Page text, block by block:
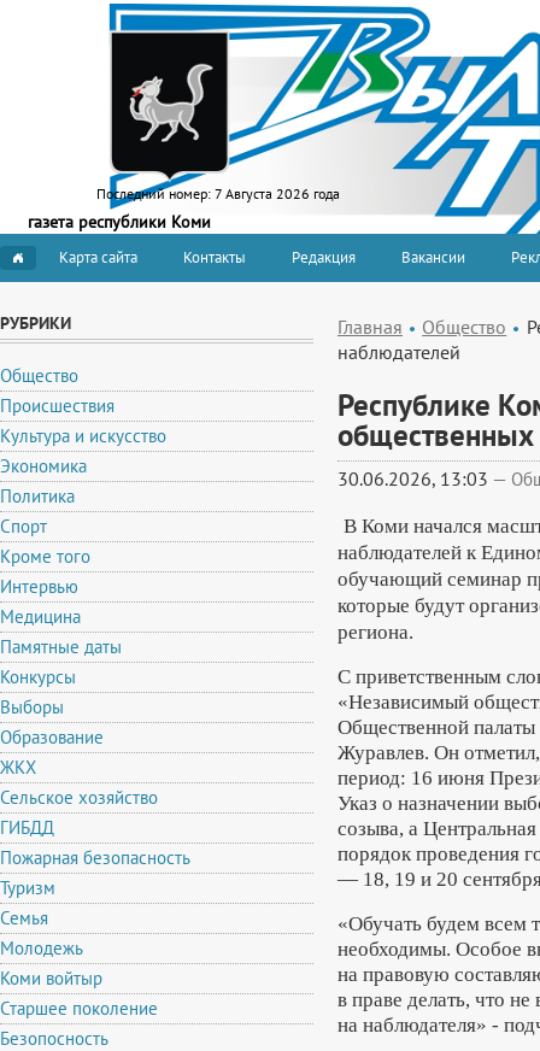
Последний номер: 7 Августа 2026 года
газета республики Коми
Карта сайта Контакты Редакция Вакансии
РУБРИКИ
Общество
Происшествия
Культура и искусство
Экономика
Политика
Спорт
Кроме того
Интервью
Медицина
Памятные даты
Конкурсы
Выборы
Образование
ЖКХ
Сельское хозяйство
ГИБДД
Пожарная безопасность
Туризм
Семья
Молодежь
Коми войтыр
Старшее поколение
Безопосность
Главная Общество
наблюдателей
Республике
30.06.2026, 13:03 —
В Коми начался
наблюдателей к
обучающий семинар
которые будут
региона.
С приветственным
«Независимый
Общественной
Журавлев. Он
период: 16 июня
Указ о назначении
созыва, а
порядок проведения
— 18, 19 и 20
«Обучать будем всем
необходимы. Особое
на правовую
в праве делать, что
на наблюдателя» -